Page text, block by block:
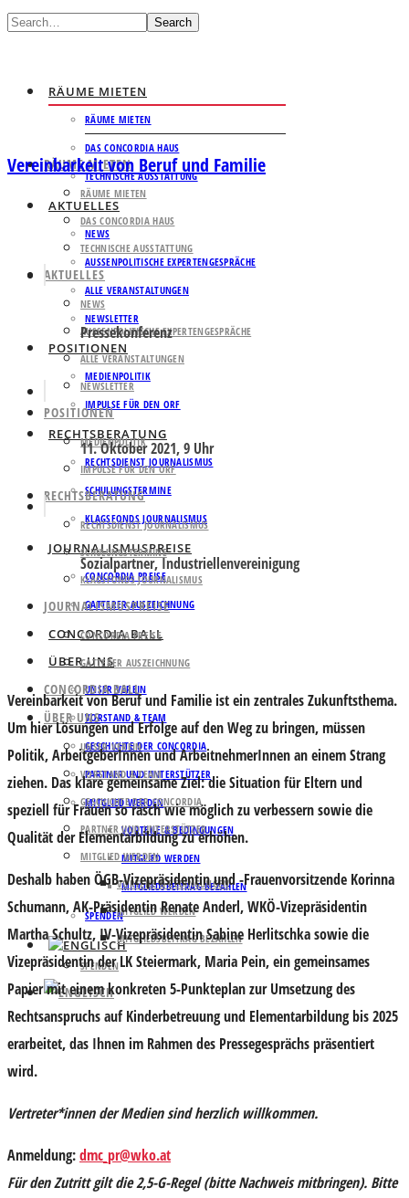
Search
RÄUME MIETEN
RÄUME MIETEN
DAS CONCORDIA HAUS
TECHNISCHE AUSSTATTUNG
AKTUELLES
NEWS
AUSSENPOLITISCHE EXPERTENGESPRÄCHE
ALLE VERANSTALTUNGEN
NEWSLETTER
POSITIONEN
MEDIENPOLITIK
IMPULSE FÜR DEN ORF
RECHTSBERATUNG
RECHTSDIENST JOURNALISMUS
SCHULUNGSTERMINE
KLAGSFONDS JOURNALISMUS
JOURNALISMUSPREISE
CONCORDIA PREISE
GATTERER AUSZEICHNUNG
CONCORDIA BALL
ÜBER UNS
UNSER VEREIN
VORSTAND & TEAM
GESCHICHTE DER CONCORDIA
PARTNER UND UNTERSTÜTZER
MITGLIED WERDEN
VORTEILE & BEDINGUNGEN
MITGLIED WERDEN
MITGLIEDSBEITRAG BEZAHLEN
SPENDEN
RÄUME MIETEN
RÄUME MIETEN
DAS CONCORDIA HAUS
TECHNISCHE AUSSTATTUNG
AKTUELLES
NEWS
AUSSENPOLITISCHE EXPERTENGESPRÄCHE
ALLE VERANSTALTUNGEN
NEWSLETTER
POSITIONEN
MEDIENPOLITIK
IMPULSE FÜR DEN ORF
RECHTSBERATUNG
RECHTSDIENST JOURNALISMUS
SCHULUNGSTERMINE
KLAGSFONDS JOURNALISMUS
JOURNALISMUSPREISE
CONCORDIA PREISE
GATTERER AUSZEICHNUNG
CONCORDIA BALL
ÜBER UNS
UNSER VEREIN
VORSTAND & TEAM
GESCHICHTE DER CONCORDIA
PARTNER UND UNTERSTÜTZER
MITGLIED WERDEN
VORTEILE & BEDINGUNGEN
MITGLIED WERDEN
MITGLIEDSBEITRAG BEZAHLEN
SPENDEN
Vereinbarkeit von Beruf und Familie
Pressekonferenz
11. Oktober 2021, 9 Uhr
Sozialpartner, Industriellenvereinigung
Vereinbarkeit von Beruf und Familie ist ein zentrales Zukunftsthema.
Um hier Lösungen und Erfolge auf den Weg zu bringen, müssen
Politik, ArbeitgeberInnen und ArbeitnehmerInnen an einem Strang
ziehen. Das klare gemeinsame Ziel: die Situation für Eltern und
speziell für Frauen so rasch wie möglich zu verbessern sowie die
Qualität der Elementarbildung zu erhöhen.
Deshalb haben ÖGB-Vizepräsidentin und -Frauenvorsitzende Korinna
Schumann, AK-PräsidentinRenate Anderl, WKÖ-Vizepräsidentin
Martha Schultz, IV-VizepräsidentinSabine Herlitschkasowie die
Vizepräsidentin der LK Steiermark, Maria Pein, ein gemeinsames
Papier mit einem konkreten 5-Punkteplan zur Umsetzung des
Rechtsanspruchs auf Kinderbetreuung und Elementarbildung bis 2025
erarbeitet, das Ihnen im Rahmen des Pressegesprächs präsentiert
wird.
Vertreter*innen der Medien sind herzlich willkommen.
Anmeldung:dmc_pr@wko.at
Für den Zutritt gilt die 2,5-G-Regel (bitte Nachweis mitbringen). Bitte